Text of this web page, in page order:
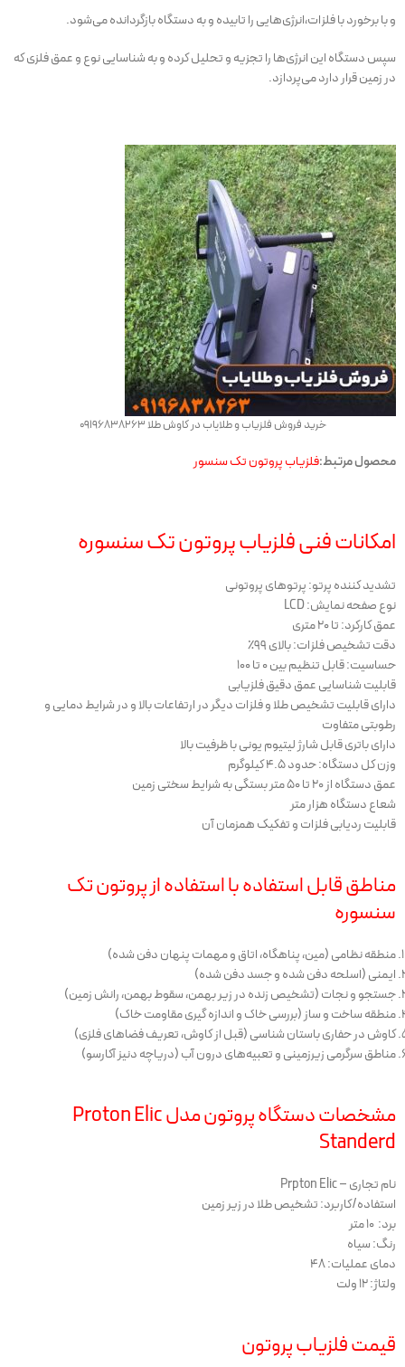
و با برخورد با فلزات،انرژی‌هایی را تابیده و به دستگاه بازگردانده می‌شود.
سپس دستگاه این انرژی‌ها را تجزیه و تحلیل کرده و به شناسایی نوع و عمق فلزی که
در زمین قرار دارد می‌پردازد.
خرید فروش فلزیاب و طلایاب در کاوش طلا 09196838263
محصول مرتبط:فلزیاب پروتون تک سنسور
امکانات فنی فلزیاب پروتون تک سنسوره
تشدید کننده پرتو: پرتوهای پروتونی
نوع صفحه نمایش: LCD
عمق کارکرد: تا ۲۰ متری
دقت تشخیص فلزات: بالای ۹۹٪
حساسیت: قابل تنظیم بین ۰ تا ۱۰۰
قابلیت شناسایی عمق دقیق فلزیابی
دارای قابلیت تشخیص طلا و فلزات دیگر در ارتفاعات بالا و در شرایط دمایی و
رطوبتی متفاوت
دارای باتری قابل شارژ لیتیوم یونی با ظرفیت بالا
وزن کل دستگاه: حدود ۴.۵ کیلوگرم
عمق دستگاه از ۲۰ تا ۵۰ متر بستگی به شرایط سختی زمین
شعاع دستگاه هزار متر
قابلیت ردیابی فلزات و تفکیک همزمان آن
مناطق قابل استفاده با استفاده از پروتون تک
سنسوره
منطقه نظامی (مین، پناهگاه، اتاق و مهمات پنهان دفن شده)
ایمنی (اسلحه دفن شده و جسد دفن شده)
جستجو و نجات (تشخیص زنده در زیر بهمن، سقوط بهمن، رانش زمین)
منطقه ساخت و ساز (بررسی خاک و اندازه گیری مقاومت خاک)
کاوش در حفاری باستان شناسی (قبل از کاوش، تعریف فضاهای فلزی)
مناطق سرگرمی زیرزمینی و تعبیه‌های درون آب (دریاچه دنیز آکارسو)
مشخصات دستگاه پروتون مدل Proton Elic
Standerd
نام تجاری – Prpton Elic
استفاده/کاربرد: تشخیص طلا در زیر زمین
برد: 10 متر
رنگ: سیاه
دمای عملیات: 48
ولتاژ: 12 ولت
قیمت فلزیاب پروتون